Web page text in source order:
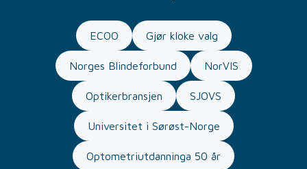
ECOO Gjør kloke valg
Norges Blindeforbund NorVIS
Optikerbransjen SJOVS
Universitet i Sørøst-Norge
Optometriutdanninga 50 år